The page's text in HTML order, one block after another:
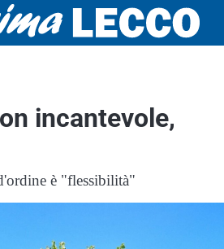
incantevole,
è "flessibilità"